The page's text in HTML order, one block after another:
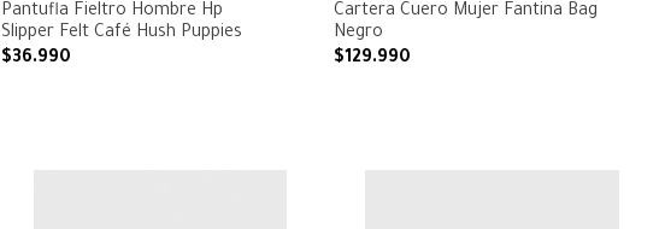
Pantufla Fieltro Hombre Hp
Slipper Felt Café Hush Puppies
$36.990
Cartera Cuero Mujer Fantina Bag
Negro
$129.990